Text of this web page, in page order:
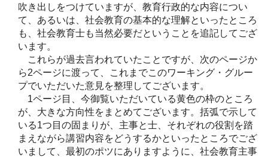
吹き出しをつけていますが、教育行政的な内容につい
て、あるいは、社会教育の基本的な理解といったところ
も、社会教育士も当然必要だということを追記してござ
います。
これらが過去言われていたことですが、次のページか
ら2ページに渡って、これまでこのワーキング・グルー
プでいただいた意見を整理してございます。
1ページ目、今御覧いただいている黄色の枠のところ
が、大きな方向性をまとめてございます。括弧で示して
いる1つ目の固まりが、主事と士、それぞれの役割を踏
まえながら講習内容をどうするかといったところでござ
いまして、最初のポツにありますように、社会教育主事